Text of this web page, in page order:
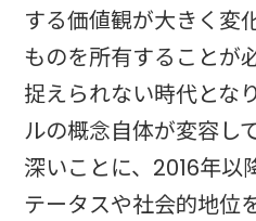
する価値観が大きく変
ものを所有することが
捉えられない時代とな
ルの概念自体が変容し
深いことに、2016年以
テータスや社会的地位